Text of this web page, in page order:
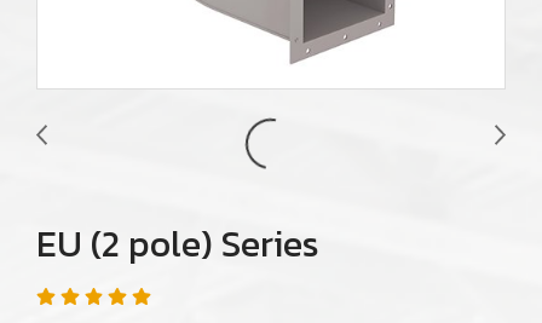
EU (2 pole) Series